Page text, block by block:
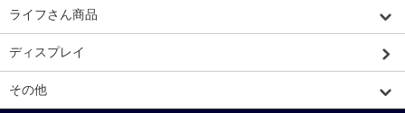
ライフさん商品
ディスプレイ
その他